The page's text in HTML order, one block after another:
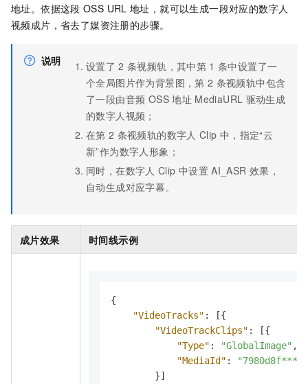
地址。依据这段 OSS URL 地址，就可以生成一段对应的数字人
视频成片，省去了媒资注册的步骤。
说明 设置了 2 条视频轨，其中第 1 条中设置了一
个全局图片作为背景图，第 2 条视频轨中包含
了一段由音频 OSS 地址 MediaURL 驱动生成
的数字人视频；
在第 2 条视频轨的数字人 Clip 中，指定“云
新”作为数字人形象；
同时，在数字人 Clip 中设置 AI_ASR 效果，
自动生成对应字幕。
成片效果 时间线示例
{
"VideoTracks" : [{
"VideoTrackClips" : [{
"Type" : "GlobalImage" ,
"MediaId" :
}]